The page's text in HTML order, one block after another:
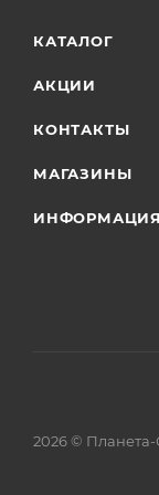
КАТАЛОГ
АКЦИИ
КОНТАКТЫ
МАГАЗИНЫ
ИНФОРМАЦИЯ
2026 ©